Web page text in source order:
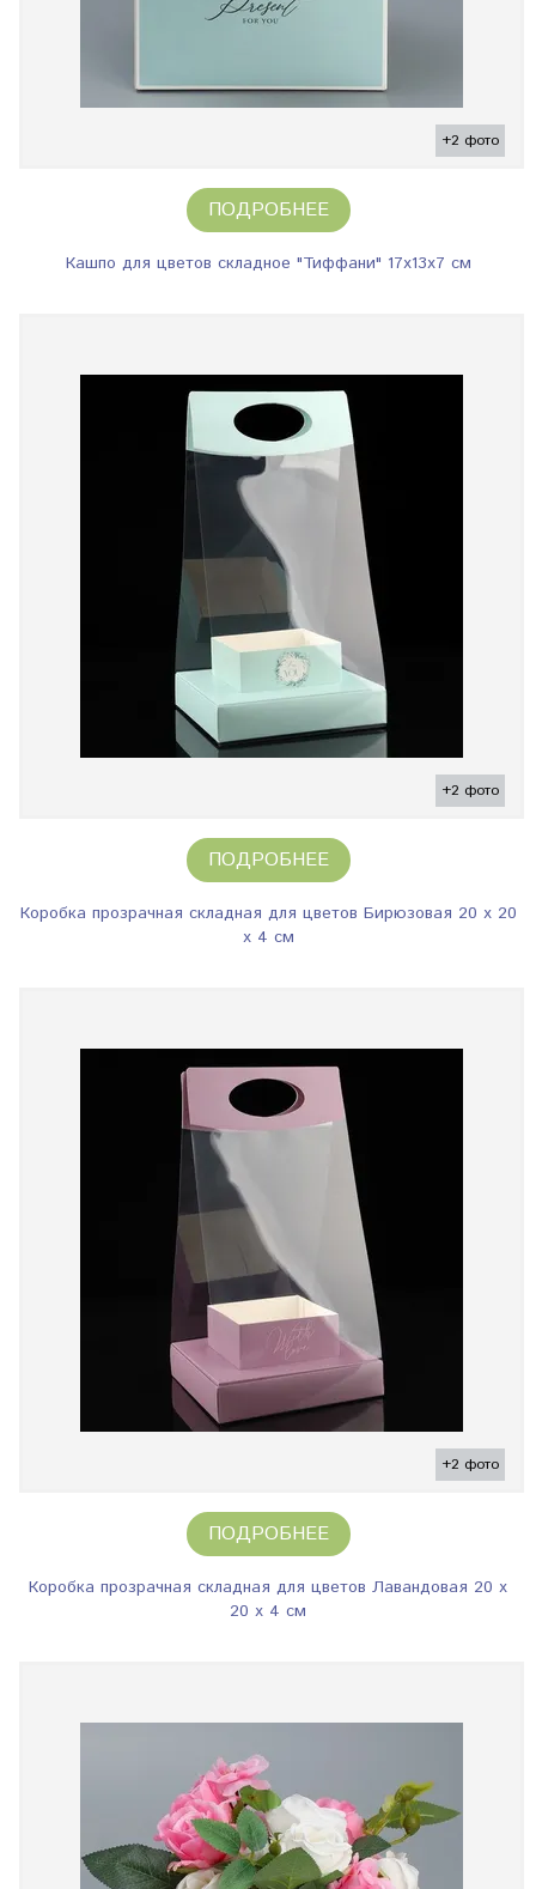
+2 фото
ПОДРОБНЕЕ
Кашпо для цветов складное "Тиффани" 17х13х7 см
+2 фото
ПОДРОБНЕЕ
Коробка прозрачная складная для цветов Бирюзовая 20 x 20
x 4 см
+2 фото
ПОДРОБНЕЕ
Коробка прозрачная складная для цветов Лавандовая 20 x
20 x 4 см